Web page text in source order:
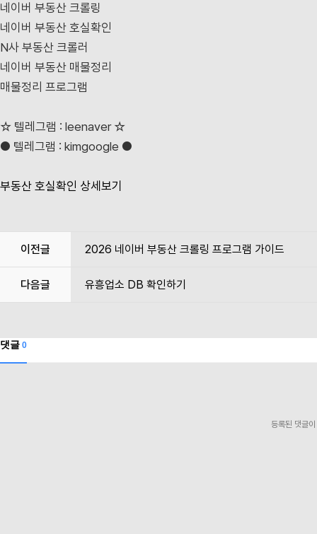
네이버 부동산 크롤링
네이버 부동산 호실확인
N사 부동산 크롤러
네이버 부동산 매물정리
매물정리 프로그램
☆ 텔레그램 : leenaver ☆
● 텔레그램 : kimgoogle ●
부동산 호실확인 상세보기
이전글 2026 네이버 부동산 크롤링 프로그램 가이드
다음글 유흥업소 DB 확인하기
댓글 0
등록된 댓글